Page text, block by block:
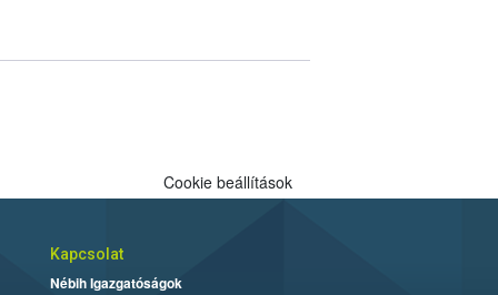
Cookie beállítások
Kapcsolat
Nébih Igazgatóságok